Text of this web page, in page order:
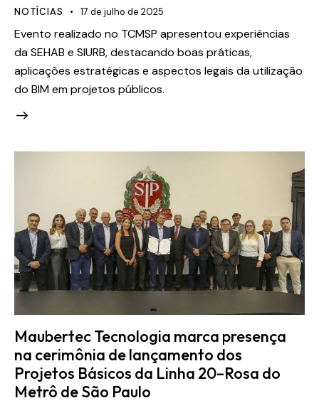
NOTÍCIAS 17 de julho de 2025
Evento realizado no TCMSP apresentou experiências
da SEHAB e SIURB, destacando boas práticas,
aplicações estratégicas e aspectos legais da utilização
do BIM em projetos públicos.
Maubertec Tecnologia marca presença
na cerimônia de lançamento dos
Projetos Básicos da Linha 20–Rosa do
Metrô de São Paulo